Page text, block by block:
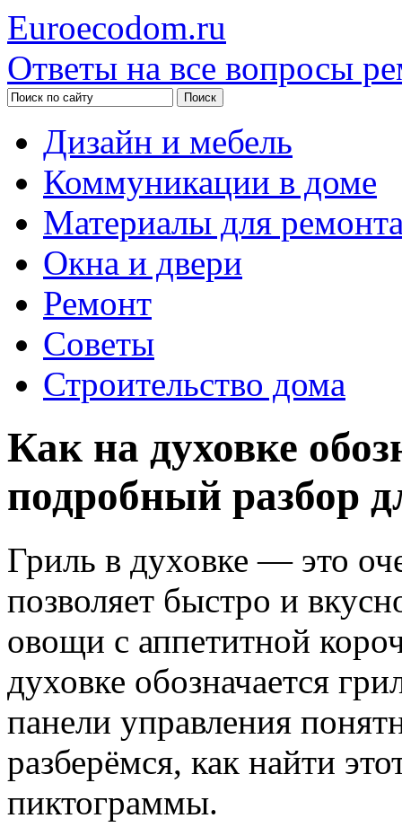
Euroecodom.ru
Ответы на все вопросы
Дизайн и мебель
Коммуникации в доме
Материалы для
Окна и двери
Ремонт
Советы
Строительство дома
Как на духовке
подробный разбор
Гриль в духовке — это
позволяет быстро и
овощи с аппетитной
духовке обозначается
панели управления
разберёмся, как найти
пиктограммы.